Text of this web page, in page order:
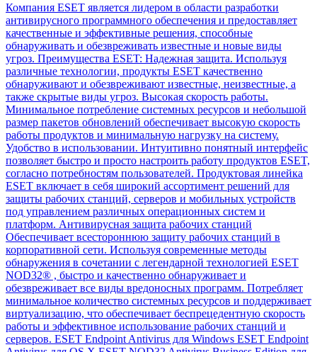
Компания ESET является лидером в области разработки
антивирусного программного обеспечения и предоставляет
качественные и эффективные решения, способные
обнаруживать и обезвреживать известные и новые виды
угроз. Преимущества ESET: Надежная защита. Используя
различные технологии, продукты ESET качественно
обнаруживают и обезвреживают известные, неизвестные, а
также скрытые виды угроз. Высокая скорость работы.
Минимальное потребление системных ресурсов и небольшой
размер пакетов обновлений обеспечивает высокую скорость
работы продуктов и минимальную нагрузку на систему.
Удобство в использовании. Интуитивно понятный интерфейс
позволяет быстро и просто настроить работу продуктов ESET,
согласно потребностям пользователей. Продуктовая линейка
ESET включает в себя широкий ассортимент решений для
защиты рабочих станций, серверов и мобильных устройств
под управлением различных операционных систем и
платформ. Антивирусная защита рабочих станций
Обеспечивает всестороннюю защиту рабочих станций в
корпоративной сети. Используя современные методы
обнаружения в сочетании с легендарной технологией ESET
NOD32® , быстро и качественно обнаруживает и
обезвреживает все виды вредоносных программ. Потребляет
минимальное количество системных ресурсов и поддерживает
виртуализацию, что обеспечивает беспрецедентную скорость
работы и эффективное использование рабочих станций и
серверов. ESET Endpoint Antivirus для Windows ESET Endpoint